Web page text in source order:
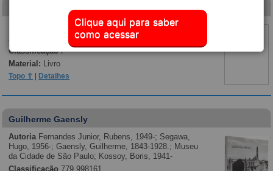
Clique aqui para saber
como acessar
Diário de um banana
Subtítulo:
vai fundo
Kinney, Jeff, 1971-;
ClassificaçãoF
Material: Livro
Topo ⇧ Detalhes
Guilherme Gaensly
Autoria Fernandes Junior, Rubens, 1949-; Segawa,
Hugo, 1956-; Gaensly, Guilherme, 1843-1928.; Museu
da Cidade de São Paulo; Kossoy, Boris, 1941-
Classificação779.998161